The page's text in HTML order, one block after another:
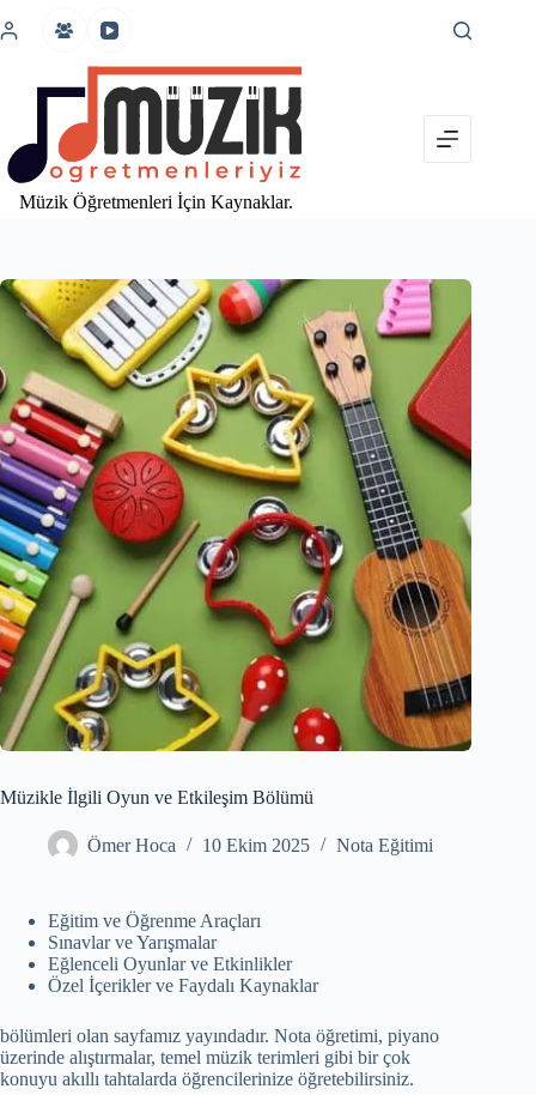
atla
Müzik Öğretmenleri İçin Kaynaklar.
Müzikle İlgili Oyun ve Etkileşim Bölümü
Ömer Hoca 10 Ekim 2025 Nota Eğitimi
Eğitim ve Öğrenme Araçları
Sınavlar ve Yarışmalar
Eğlenceli Oyunlar ve Etkinlikler
Özel İçerikler ve Faydalı Kaynaklar
bölümleri olan sayfamız yayındadır. Nota öğretimi, piyano
üzerinde alıştırmalar, temel müzik terimleri gibi bir çok
konuyu akıllı tahtalarda öğrencilerinize öğretebilirsiniz.